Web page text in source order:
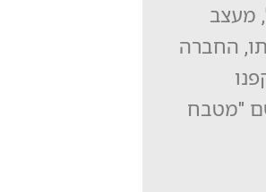
מעצב
החברה
"מטבח